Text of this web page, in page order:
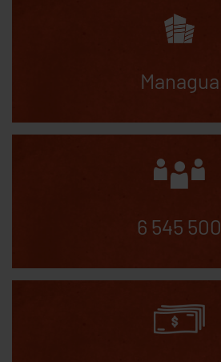
Managua
6 545 500